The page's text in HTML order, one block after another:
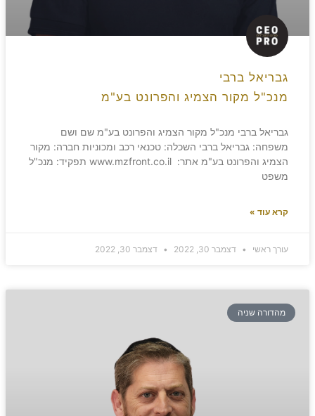
גבריאל ברבי
מנכ"ל מקור הצמיג והפרונט בע"מ
גבריאל ברבי מנכ"ל מקור הצמיג והפרונט בע"מ שם ושם
משפחה: גבריאל ברבי השכלה: טכנאי רכב ומכוניות חברה: מקור
הצמיג והפרונט בע"מ אתר: www.mzfront.co.il תפקיד: מנכ"ל
משפט
קרא עוד »
עורך ראשי דצמבר 30, 2022 דצמבר 30, 2022
מהדורה שניה